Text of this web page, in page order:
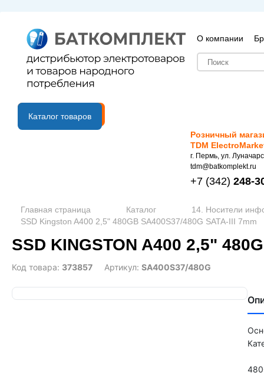
О компании
B2B портал
Каталог товаров
Розничный
TDM
г. Пермь, ул.
tdm@batkomplekt.ru
+7 (342) 248-
Главная страница Каталог
14. Носители
SSD Kingston A400 2,5" 480GB SA400S37/480G SATA-III 7mm
SSD KINGSTON A400 2,5"
Код товара: 373857 Артикул: SA400S37/480G